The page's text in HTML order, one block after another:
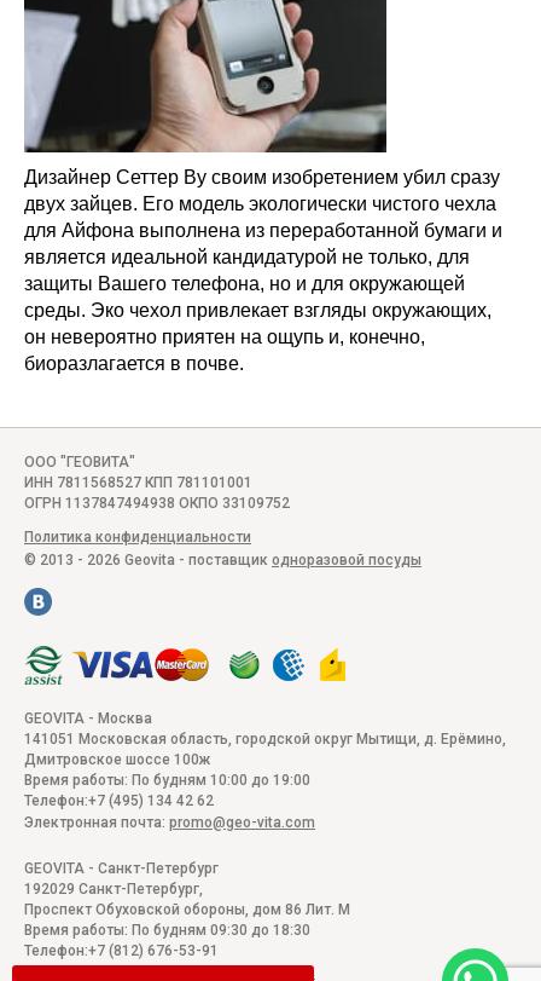
Дизайнер Сеттер Ву своим изобретением убил сразу
двух зайцев. Его модель экологически чистого чехла
для Айфона выполнена из переработанной бумаги и
является идеальной кандидатурой не только, для
защиты Вашего телефона, но и для окружающей
среды. Эко чехол привлекает взгляды окружающих,
он невероятно приятен на ощупь и, конечно,
биоразлагается в почве.
ООО "ГЕОВИТА"
ИНН 7811568527 КПП 781101001
ОГРН 1137847494938 ОКПО 33109752
Политика конфиденциальности
© 2013 - 2026 Geovita - поставщик одноразовой посуды
GEOVITA - Москва
141051
Московская область, городской округ Мытищи, д. Ерёмино,
Дмитровское шоссе 100ж
Время работы: По будням 10:00 до 19:00
Телефон:+7 (495) 134 42 62
Электронная почта: promo@geo-vita.com
GEOVITA - Санкт-Петербург
192029 Санкт-Петербург,
Проспект Обуховской обороны, дом 86 Лит. М
Время работы: По будням 09:30 до 18:30
Телефон:+7 (812) 676-53-91
promo@geo-vita.com